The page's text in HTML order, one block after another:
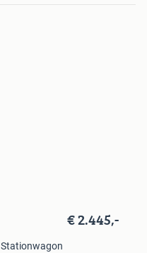
€ 2.445,-
Stationwagon